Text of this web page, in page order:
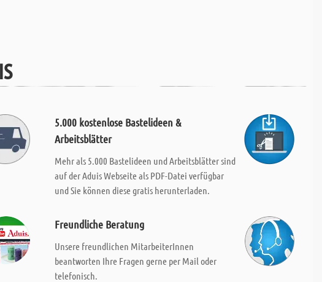
5.000 kostenlose Bastelideen &
Arbeitsblätter
Mehr als 5.000 Bastelideen und Arbeitsblätter sind
auf der Aduis Webseite als PDF-Datei verfügbar
und Sie können diese gratis herunterladen.
Freundliche Beratung
Unsere freundlichen MitarbeiterInnen
beantworten Ihre Fragen gerne per Mail oder
telefonisch.